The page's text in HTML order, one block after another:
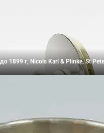
1899 г, Nicols Karl & Plinke, St